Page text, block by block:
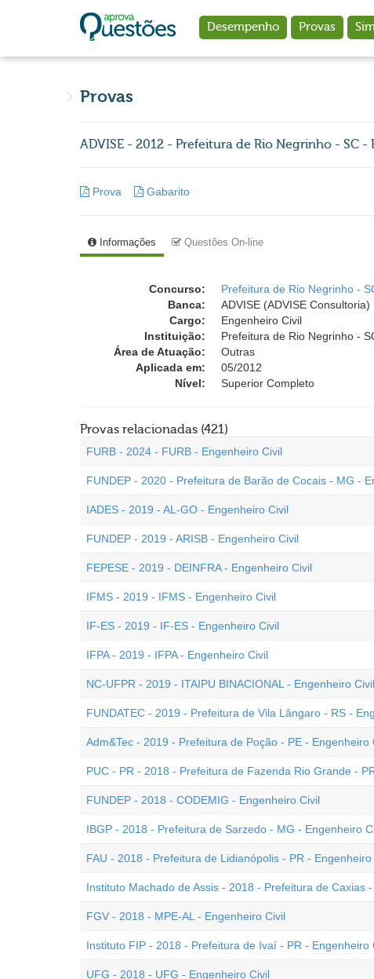
Desempenho Provas
Provas
ADVISE - 2012 - Prefeitura de Rio Negrinho - SC
Prova Gabarito
Informações Questões On-line
Concurso:
Prefeitura de Rio Negrinho -
Banca:
ADVISE (ADVISE Consultoria)
Cargo:
Engenheiro Civil
Instituição:
Prefeitura de Rio Negrinho -
Área de Atuação:
Outras
Aplicada em:
05/2012
Nível:
Superior Completo
Provas relacionadas (421)
FURB - 2024 - FURB - Engenheiro Civil
FUNDEP - 2020 - Prefeitura de Barão de Cocais - MG -
IADES - 2019 - AL-GO - Engenheiro Civil
FUNDEP - 2019 - ARISB - Engenheiro Civil
FEPESE - 2019 - DEINFRA - Engenheiro Civil
IFMS - 2019 - IFMS - Engenheiro Civil
IF-ES - 2019 - IF-ES - Engenheiro Civil
IFPA - 2019 - IFPA - Engenheiro Civil
NC-UFPR - 2019 - ITAIPU BINACIONAL - Engenheiro Civil
FUNDATEC - 2019 - Prefeitura de Vila Lângaro - RS -
Adm&Tec - 2019 - Prefeitura de Poção - PE - Engenheiro
PUC - PR - 2018 - Prefeitura de Fazenda Rio Grande -
FUNDEP - 2018 - CODEMIG - Engenheiro Civil
IBGP - 2018 - Prefeitura de Sarzedo - MG - Engenheiro
FAU - 2018 - Prefeitura de Lidianópolis - PR - Engenheiro
Instituto Machado de Assis - 2018 - Prefeitura de Caxias
FGV - 2018 - MPE-AL - Engenheiro Civil
Instituto FIP - 2018 - Prefeitura de Ivaí - PR - Engenheiro
UFG - 2018 - UFG - Engenheiro Civil